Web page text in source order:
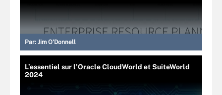
Par: Jim O'Donnell
L’essentiel sur l’Oracle CloudWorld et SuiteWorld
2024